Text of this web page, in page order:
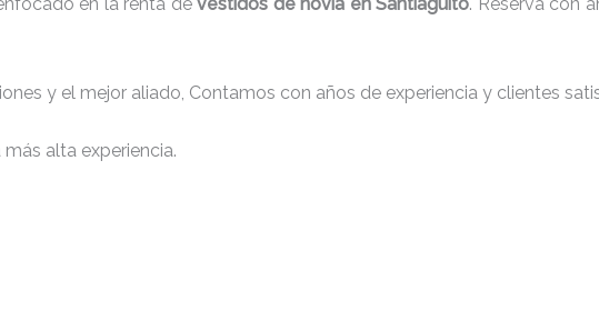
y el mejor aliado, Contamos con años de experiencia y clientes
alta experiencia.